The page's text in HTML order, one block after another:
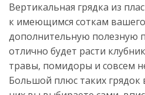
Вертикальная грядка из
к имеющимся соткам вашего
дополнительную полезную
отлично будет расти
травы, помидоры и совсем
Большой плюс таких грядок